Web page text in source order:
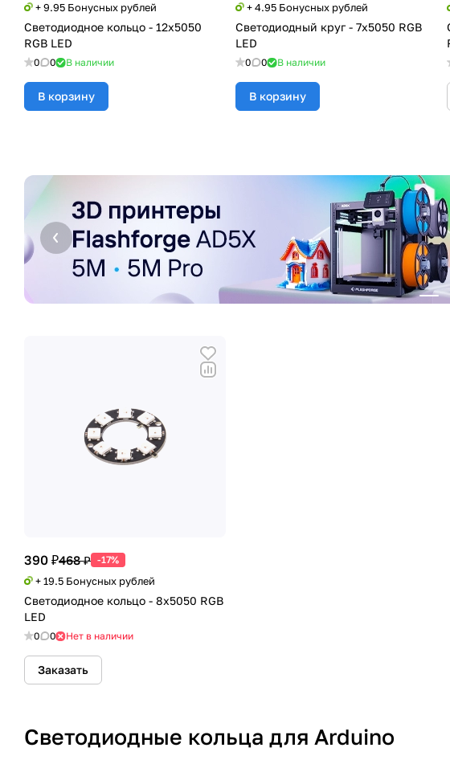
+ 9.95 Бонусных рублей
Светодиодное кольцо - 12х5050
RGB LED
0 0 В наличии
В корзину
+ 4.95 Бонусных рублей
Светодиодный круг - 7х5050 RGB
LED
0 0 В наличии
В корзину
390 ₽468 ₽ -17%
+ 19.5 Бонусных рублей
Светодиодное кольцо - 8х5050 RGB
LED
0 0 Нет в наличии
Заказать
Светодиодные кольца для Arduino